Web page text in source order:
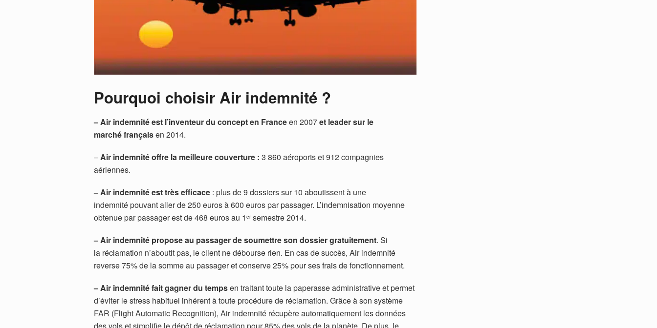
Pourquoi choisir Air indemnité ?
– Air indemnité est l’inventeurdu concept en Franceen 2007et leadersur le
marché françaisen 2014.
–Air indemnité offre la meilleure couverture : 3 860 aéroports et 912 compagnies
aériennes.
– Air indemnité est très efficace : plus de 9 dossiers sur 10 aboutissent à une
indemnité pouvant aller de 250 euros à 600 euros par passager. L’indemnisation moyenne
obtenue par passager est de 468 euros au 1 ersemestre 2014.
– Air indemnité propose au passager de soumettre son dossier gratuitement. Si
la réclamation n’aboutit pas, le client ne débourse rien. En cas de succès, Air indemnité
reverse 75% de la somme au passager et conserve 25% pour ses frais de fonctionnement.
– Air indemnité fait gagner du tempsen traitant toute la paperasse administrative et permet
d’éviter le stress habituel inhérent à toute procédure de réclamation. Grâce à son système
FAR (Flight Automatic Recognition), Air indemnité récupère automatiquement les données